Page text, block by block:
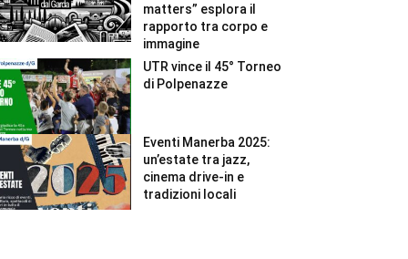
matters” esplora il
rapporto tra corpo e
immagine
UTR vince il 45° Torneo
di Polpenazze
Eventi Manerba 2025:
un’estate tra jazz,
cinema drive-in e
tradizioni locali